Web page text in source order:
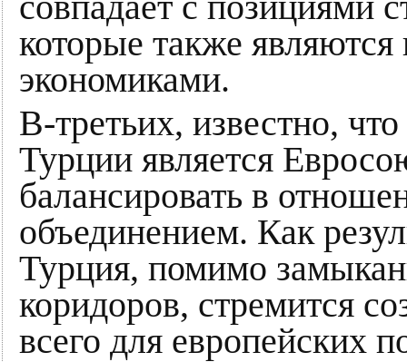
которые также
экономиками.
В-третьих, известно,
Турции является
балансировать в
объединением. Как
Турция, помимо
коридоров, стремится
всего для европейских